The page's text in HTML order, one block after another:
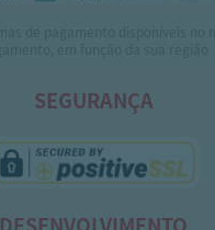
SEGURANÇA